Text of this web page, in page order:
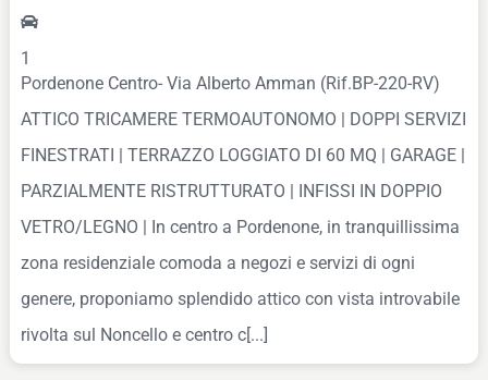
1
Pordenone Centro- Via Alberto Amman (Rif.BP-220-RV)
ATTICO TRICAMERE TERMOAUTONOMO | DOPPI SERVIZI
FINESTRATI | TERRAZZO LOGGIATO DI 60 MQ | GARAGE |
PARZIALMENTE RISTRUTTURATO | INFISSI IN DOPPIO
VETRO/LEGNO | In centro a Pordenone, in tranquillissima
zona residenziale comoda a negozi e servizi di ogni
genere, proponiamo splendido attico con vista introvabile
rivolta sul Noncello e centro c[...]